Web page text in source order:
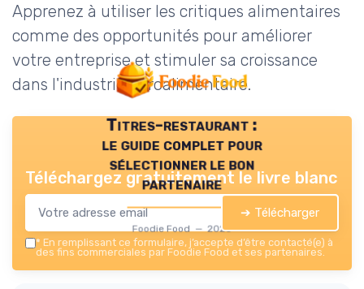
Apprenez à utiliser les critiques alimentaires
comme des opportunités pour améliorer
votre entreprise et stimuler sa croissance
dans l'industrie agroalimentaire.
Titres-restaurant :
le guide complet pour
sélectionner le bon
partenaire
Foodie Food — 2026
Téléchargez gratuitement le livre blanc
➔ Télécharger
* En remplissant ce formulaire, j’accepte d’être contacté(e) à
des fins commerciales par Foodie Food et ses partenaires.